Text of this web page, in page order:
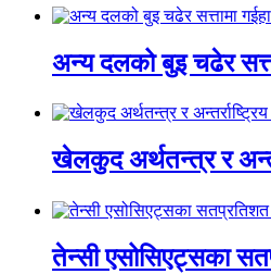
अन्य दलको बुइ चढेर
खेलकुद अर्थतन्त्र र
तेन्सी एसोसिएट्सका